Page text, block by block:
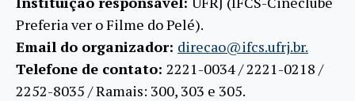
Preferia ver o Filme do Pelé).
Email do organizador: direcao@ifcs.ufrj.br.
Telefone de contato: 2221-0034 / 2221-0218 /
2252-8035 / Ramais: 300, 303 e 305.